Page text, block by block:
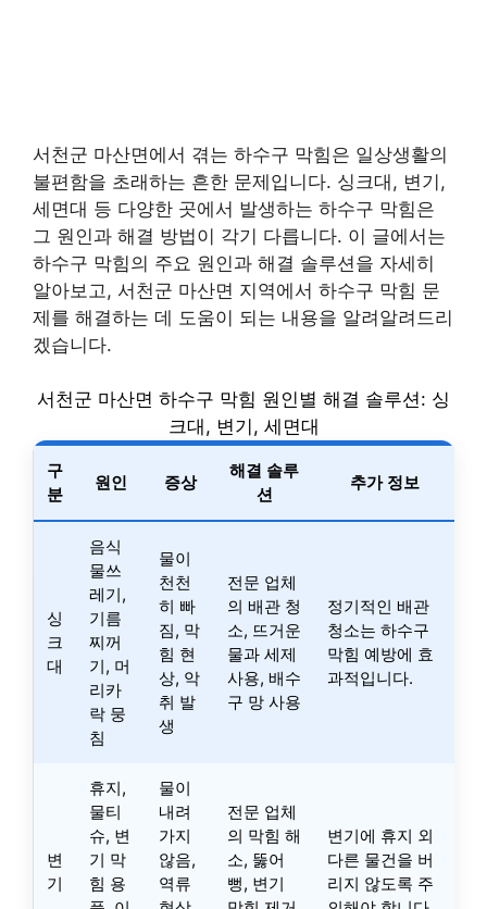
서천군 마산면에서 겪는 하수구 막힘은 일상생활의
불편함을 초래하는 흔한 문제입니다. 싱크대, 변기,
세면대 등 다양한 곳에서 발생하는 하수구 막힘은
그 원인과 해결 방법이 각기 다릅니다. 이 글에서는
하수구 막힘의 주요 원인과 해결 솔루션을 자세히
알아보고, 서천군 마산면 지역에서 하수구 막힘 문
제를 해결하는 데 도움이 되는 내용을 알려알려드리
겠습니다.
서천군 마산면 하수구 막힘 원인별 해결 솔루션: 싱
크대, 변기, 세면대
구
분
원인 증상
해결 솔루
션
추가 정보
싱
크
대
음식
물쓰
레기,
기름
찌꺼
기, 머
리카
락 뭉
침
물이
천천
히 빠
짐, 막
힘 현
상, 악
취 발
생
전문 업체
의 배관 청
소, 뜨거운
물과 세제
사용, 배수
구 망 사용
정기적인 배관
청소는 하수구
막힘 예방에 효
과적입니다.
변
기
휴지,
물티
슈, 변
기 막
힘 용
물이
내려
가지
않음,
역류
전문 업체
의 막힘 해
소, 뚫어
뻥, 변기
변기에 휴지 외
다른 물건을 버
리지 않도록 주